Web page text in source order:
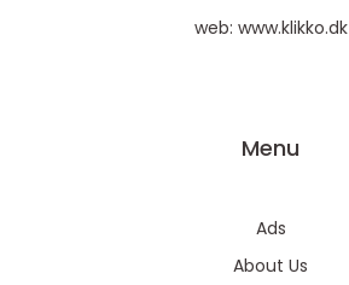
web: www.klikko.dk
Menu
Ads
About Us